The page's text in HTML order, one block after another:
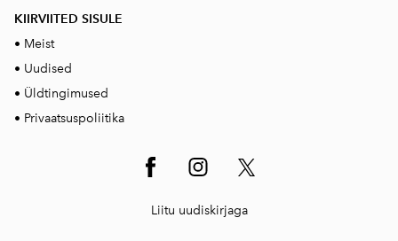
KIIRVIITED SISULE
• Meist
• Uudised
• Üldtingimused
• Privaatsuspoliitika
Liitu uudiskirjaga